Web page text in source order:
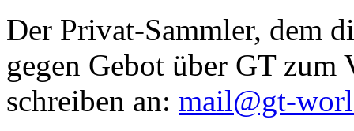
Der Privat-Sammler, dem
gegen Gebot über GT zum
schreiben an: mail@gt-